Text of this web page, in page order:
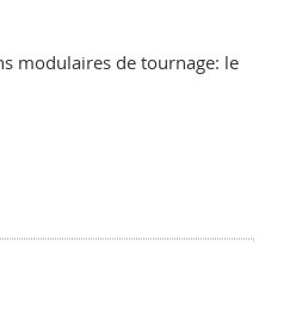
modulaires de tournage: le